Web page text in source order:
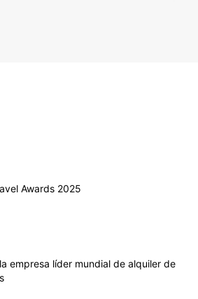
Awards 2025
empresa líder mundial de alquiler de